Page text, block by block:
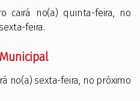
cairá no(a) quinta-feira, no
feira.
no(a) sexta-feira, no próximo